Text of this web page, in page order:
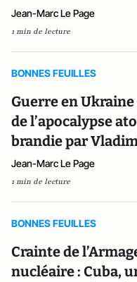
Jean-Marc Le Page
1 min de lecture
BONNES FEUILLES
Guerre en Ukraine
de l’apocalypse
brandie par
Jean-Marc Le Page
1 min de lecture
BONNES FEUILLES
Crainte de
nucléaire : Cuba,